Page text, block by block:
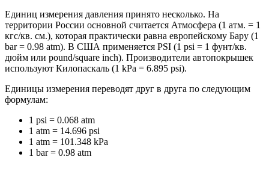
Единиц измерения давления принято несколько. На
территории России основной считается Атмосфера (1 атм. = 1
кгc/кв. см.), которая практически равна европейскому Бару (1
bar = 0.98 atm). В США применяется PSI (1 psi = 1 фунт/кв.
дюйм или pound/square inch). Производители автопокрышек
используют Килопаскаль (1 kPa = 6.895 psi).
Единицы измерения переводят друг в друга по следующим
формулам:
1 psi = 0.068 atm
1 atm = 14.696 psi
1 atm = 101.348 kPa
1 bar = 0.98 atm